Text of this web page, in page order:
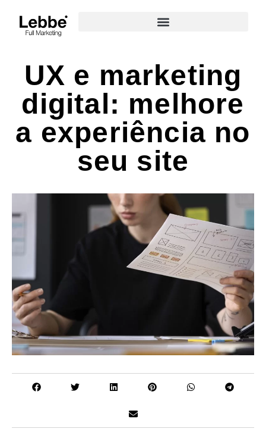
UX e marketing
digital: melhore
a experiência no
seu site